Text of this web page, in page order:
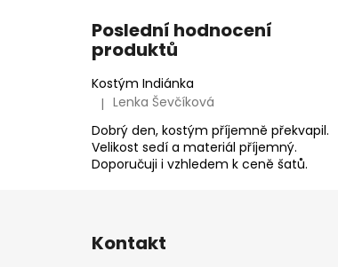
Poslední hodnocení
produktů
Kostým Indiánka
Hodnocení produktu je 5 z 5 hvězdiček.
| Lenka Ševčíková
Dobrý den, kostým příjemně překvapil.
Velikost sedí a materiál příjemný.
Doporučuji i vzhledem k ceně šatů.
Kontakt